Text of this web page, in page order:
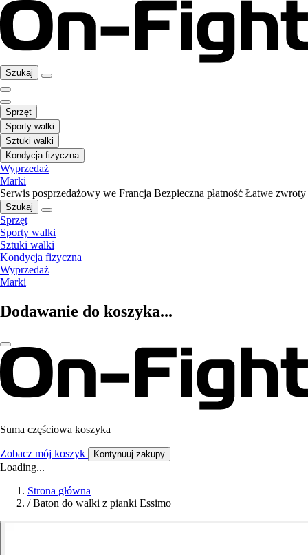
Szukaj
Sprzęt
Sporty walki
Sztuki walki
Kondycja fizyczna
Wyprzedaż
Marki
Serwis posprzedażowy we Francja Bezpieczna płatność Łatwe zwroty
Szukaj
Sprzęt
Sporty walki
Sztuki walki
Kondycja fizyczna
Wyprzedaż
Marki
Dodawanie do koszyka...
Suma częściowa koszyka
Zobacz mój koszyk Kontynuuj zakupy
Loading...
Strona główna
/ Baton do walki z pianki Essimo